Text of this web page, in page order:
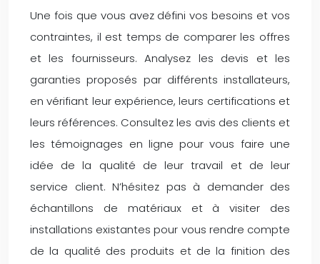
Une fois que vous avez défini vos besoins et vos
contraintes, il est temps de comparer les offres
et les fournisseurs. Analysez les devis et les
garanties proposés par différents installateurs,
en vérifiant leur expérience, leurs certifications et
leurs références. Consultez les avis des clients et
les témoignages en ligne pour vous faire une
idée de la qualité de leur travail et de leur
service client. N’hésitez pas à demander des
échantillons de matériaux et à visiter des
installations existantes pour vous rendre compte
de la qualité des produits et de la finition des